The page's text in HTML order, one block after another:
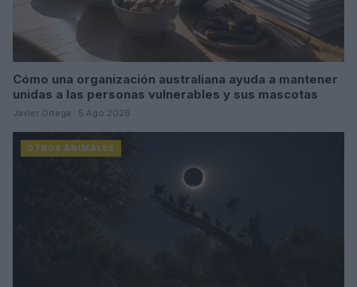
Cómo una organización australiana ayuda a mantener
unidas a las personas vulnerables y sus mascotas
Javier Ortega · 5 Ago 2026
OTROS ANIMALES